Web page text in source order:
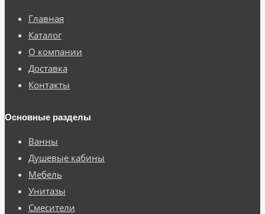
Главная
Каталог
О компании
Доставка
Контакты
Основные разделы
Ванны
Душевые кабины
Мебель
Унитазы
Смесители